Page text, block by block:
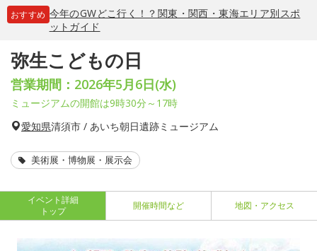
おすすめ 今年のGWどこ行く！？関東・関西・東海エリア別スポ
ットガイド
弥生こどもの日
営業期間：2026年5月6日(水)
ミュージアムの開館は9時30分～17時
愛知県清須市 / あいち朝日遺跡ミュージアム
美術展・博物展・展示会
イベント詳細
トップ
開催時間など 地図・アクセス